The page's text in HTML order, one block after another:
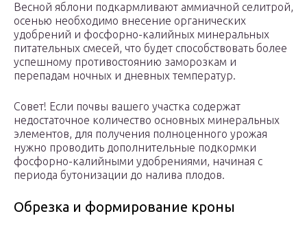
Весной яблони подкармливают аммиачной селитрой,
осенью необходимо внесение органических
удобрений и фосфорно-калийных минеральных
питательных смесей, что будет способствовать более
успешному противостоянию заморозкам и
перепадам ночных и дневных температур.
Совет! Если почвы вашего участка содержат
недостаточное количество основных минеральных
элементов, для получения полноценного урожая
нужно проводить дополнительные подкормки
фосфорно-калийными удобрениями, начиная с
периода бутонизации до налива плодов.
Обрезка и формирование кроны